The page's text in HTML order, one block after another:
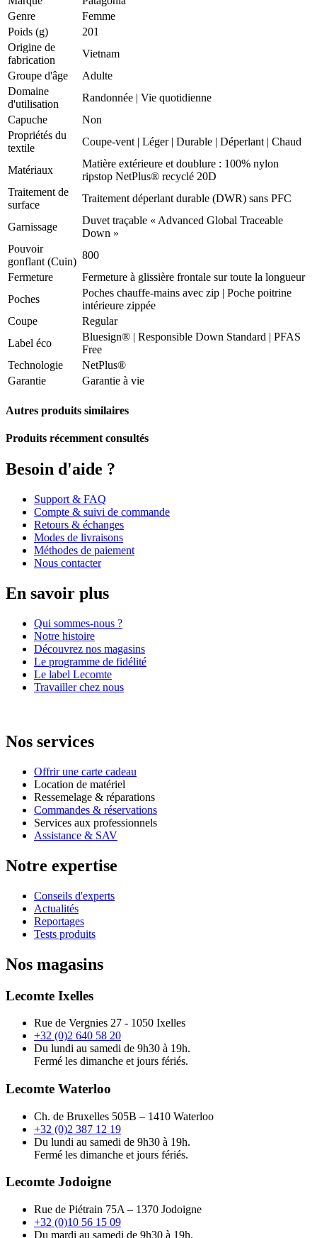
Genre
Femme
Poids (g)
201
Origine de
fabrication
Vietnam
Groupe d'âge
Adulte
Domaine
d'utilisation
Randonnée | Vie quotidienne
Capuche
Non
Propriétés du
textile
Coupe-vent | Léger| Durable | Déperlant | Chaud
Matériaux
Matière extérieure et doublure : 100% nylon
ripstop NetPlus® recyclé 20D
Traitement de
surface
Traitement déperlant durable (DWR) sans PFC
Garnissage
Duvet traçable « Advanced Global Traceable
Down »
Pouvoir
gonflant (Cuin)
800
Fermeture
Fermeture à glissière frontale sur toute la longueur
Poches
Poches chauffe-mains avec zip | Poche poitrine
intérieure zippée
Coupe
Regular
Label éco
Bluesign® | Responsible Down Standard | PFAS
Free
Technologie
NetPlus®
Garantie
Garantie à vie
Autres produits similaires
Produits récemment consultés
Besoin d'aide ?
Support & FAQ
Compte & suivi de commande
Retours & échanges
Modes de livraisons
Méthodes de paiement
Nous contacter
En savoir plus
Qui sommes-nous ?
Notre histoire
Découvrez nos magasins
Le programme de fidélité
Le label Lecomte
Travailler chez nous
Nos services
Offrir une carte cadeau
Location de matériel
Ressemelage & réparations
Commandes & réservations
Services aux professionnels
Assistance & SAV
Notre expertise
Conseils d'experts
Actualités
Reportages
Tests produits
Nos magasins
Lecomte Ixelles
Rue de Vergnies 27 - 1050 Ixelles
+32 (0)2 640 58 20
Du lundi au samedi de 9h30 à 19h.
Fermé les dimanche et jours fériés.
Lecomte Waterloo
Ch. de Bruxelles 505B – 1410 Waterloo
+32 (0)2 387 12 19
Du lundi au samedi de 9h30 à 19h.
Fermé les dimanche et jours fériés.
Lecomte Jodoigne
Rue de Piétrain 75A – 1370 Jodoigne
+32 (0)10 56 15 09
Du mardi au samedi de 9h30 à 19h.